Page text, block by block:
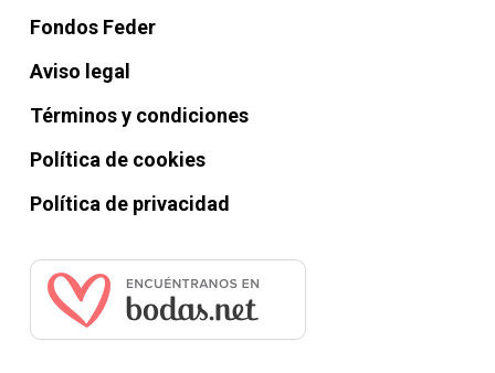
Fondos Feder
Aviso legal
Términos y condiciones
Política de cookies
Política de privacidad